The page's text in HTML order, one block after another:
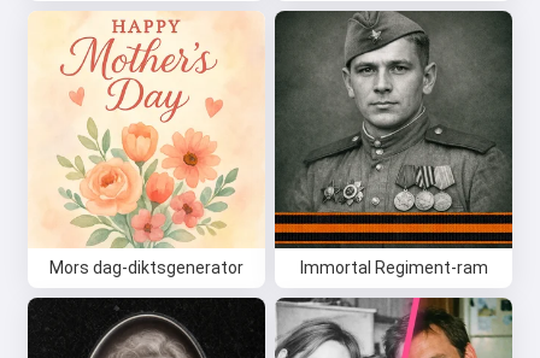
Mors dag-diktsgenerator Immortal Regiment-ram